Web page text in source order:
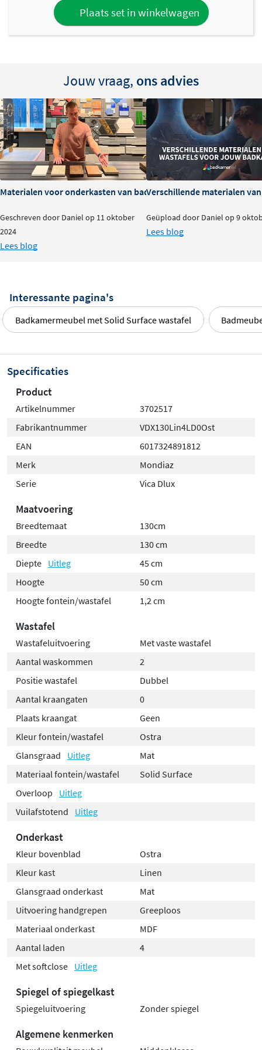
ontwerp zorgen voor een tijdloze uitstraling. Dankzij de
wandmontage blijft de vloer vrij, wat de ruimte optisch
vergroot en het schoonmaken vergemakkelijkt. Of je nu
eyecatcher in huis die jarenlang meegaat.
Plaats set in winkelwagen
Jouw vraag, ons advies
Materialen voor onderkasten van badkamermeubels: voor- en
Geschreven door Daniel op 11 oktober
2024
Lees blog
Verschillende materialen
Geüpload door Daniel op 9
Lees blog
Interessante pagina's
Badkamermeubel met Solid Surface wastafel
Specificaties
Product
Artikelnummer
3702517
Fabrikantnummer
VDX130Lin4LD0Ost
EAN
6017324891812
Merk
Mondiaz
Serie
Vica Dlux
Maatvoering
Breedtemaat
130cm
Breedte
130 cm
Diepte Uitleg
45 cm
Hoogte
50 cm
Hoogte fontein/wastafel
1,2 cm
Wastafel
Wastafeluitvoering
Met vaste wastafel
Aantal waskommen
2
Positie wastafel
Dubbel
Aantal kraangaten
0
Plaats kraangat
Geen
Kleur fontein/wastafel
Ostra
Glansgraad
Uitleg
Mat
Materiaal fontein/wastafel
Solid Surface
Overloop
Uitleg
Vuilafstotend
Uitleg
Onderkast
Kleur bovenblad
Ostra
Kleur kast
Linen
Glansgraad onderkast
Mat
Uitvoering handgrepen
Greeploos
Materiaal onderkast
MDF
Aantal laden
4
Met softclose Uitleg
Spiegel of spiegelkast
Spiegeluitvoering Zonder spiegel
Algemene kenmerken